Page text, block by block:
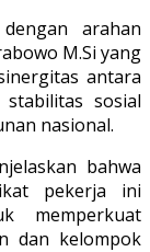
arahan
M.Si yang
antara
sosial
nasional.
bahwa
pekerja ini
memperkuat
dan kelompok